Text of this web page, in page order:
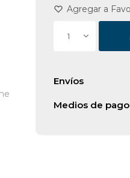
1
Envíos
Medios de pago